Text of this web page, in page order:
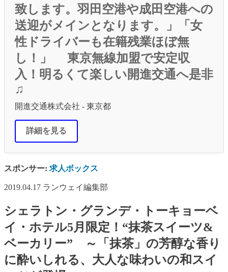
致します。羽田空港や成田空港への
送迎がメインとなります。」「女
性ドライバーも在籍残業ほぼ無
し！」 東京無線加盟で安定収
入！明るくて楽しい開進交通へ是非
♫
開進交通株式会社 - 東京都
詳細を見る
スポンサー: 求人ボックス
2019.04.17 ランウェイ編集部
シェラトン・グランデ・トーキョーベ
イ・ホテル5月限定！“抹茶スイーツ&
ベーカリー” ～「抹茶」の芳醇な香り
に酔いしれる、大人な味わいの和スイ